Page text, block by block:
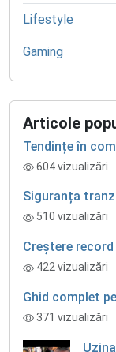
Lifestyle
Gaming
Articole
Tendințe în
604 vizualizări
Siguranța
510 vizualizări
Creștere
422 vizualizări
Ghid complet
371 vizualizări